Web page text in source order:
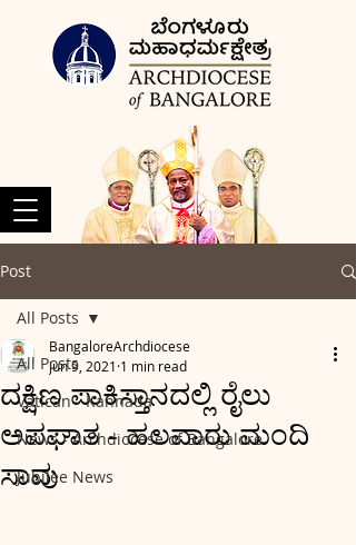
Post
All Posts
Vatican - Kannada
News - Archdiocese of Bangalore
Jubilee News
All Posts
ದಕ್ಷಿಣ ಪಾಕಿಸ್ತಾನದಲ್ಲಿ ರೈಲು
ಅಪಘಾತ - ಹಲವಾರು ಮಂದಿ
ಸಾವು
BangaloreArchdiocese
Jun 9, 2021 1 min read